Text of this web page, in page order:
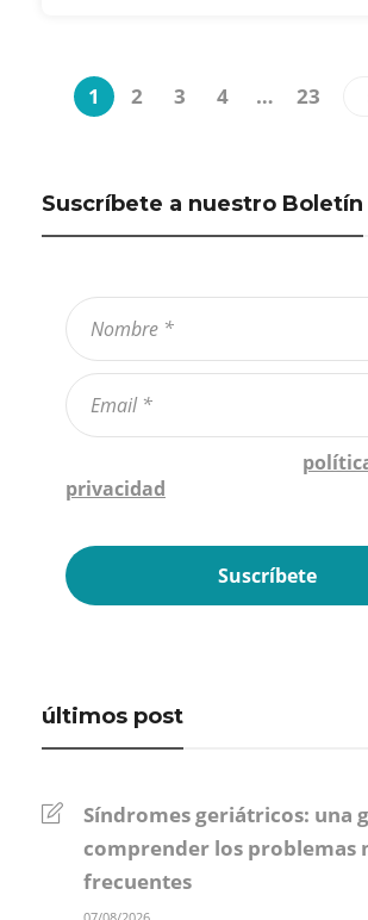
1 2 3 4 … 23
Suscríbete a nuestro Boletín
privacidad
últimos post
Síndromes geriátricos: una
comprender los problemas
frecuentes
07/08/2026